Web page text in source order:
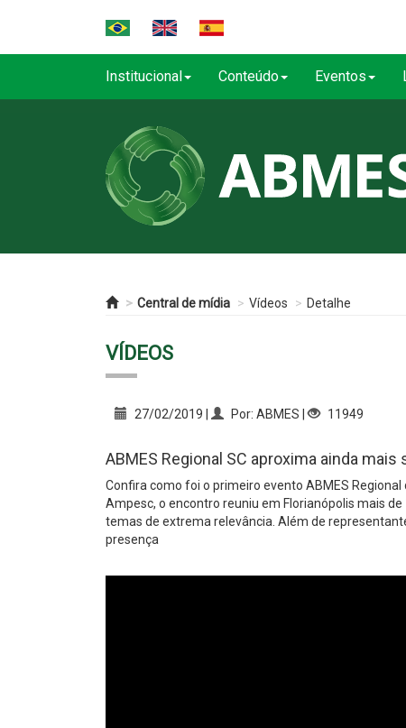
Institucional Conteúdo Eventos
Central de mídia Vídeos Detalhe
VÍDEOS
27/02/2019 | Por: ABMES | 11949
ABMES Regional SC aproxima ainda
Confira como foi o primeiro evento ABMES
Ampesc, o encontro reuniu em Florianópolis mais
temas de extrema relevância. Além de
presença